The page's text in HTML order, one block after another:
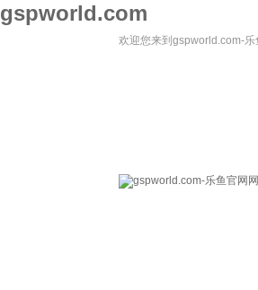
gspworld.com
欢迎您来到gspworld.com-乐
gspworld.com-乐